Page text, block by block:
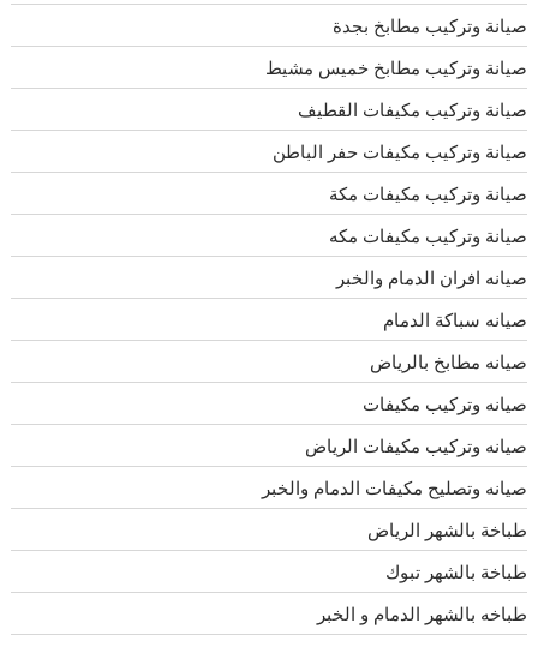
صيانة وتركيب مطابخ بجدة
صيانة وتركيب مطابخ خميس مشيط
صيانة وتركيب مكيفات القطيف
صيانة وتركيب مكيفات حفر الباطن
صيانة وتركيب مكيفات مكة
صيانة وتركيب مكيفات مكه
صيانه افران الدمام والخبر
صيانه سباكة الدمام
صيانه مطابخ بالرياض
صيانه وتركيب مكيفات
صيانه وتركيب مكيفات الرياض
صيانه وتصليح مكيفات الدمام والخبر
طباخة بالشهر الرياض
طباخة بالشهر تبوك
طباخه بالشهر الدمام و الخبر